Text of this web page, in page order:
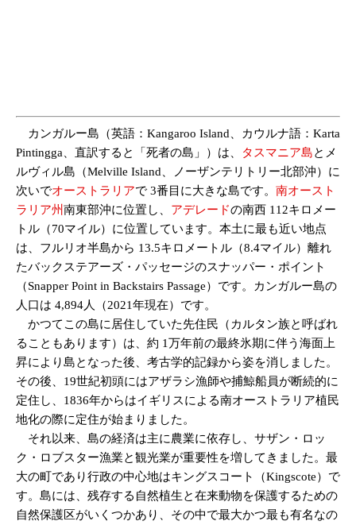
カンガルー島（英語：Kangaroo Island、カウルナ語：Karta
Pintingga、直訳すると「死者の島」）は、
タスマニア島とメ
ルヴィル島（Melville Island、ノーザンテリトリー北部沖）に
次いでオーストラリアで 3番目に大きな島です。 南オースト
ラリア州南東部沖に位置し、 アデレードの南西 112キロメー
トル（70マイル）に位置しています。本土に最も近い地点
は、フルリオ半島から 13.5キロメートル（8.4マイル）離れ
たバックステアーズ・パッセージのスナッパー・ポイント
（Snapper Point in Backstairs Passage）です。カンガルー島の
人口は 4,894人（2021年現在）です。
かつてこの島に居住していた先住民（カルタン族と呼ばれ
ることもあります）は、約 1万年前の最終氷期に伴う海面上
昇により島となった後、考古学的記録から姿を消しました。
その後、19世紀初頭にはアザラシ漁師や捕鯨船員が断続的に
定住し、1836年からはイギリスによる南オーストラリア植民
地化の際に定住が始まりました。
それ以来、島の経済は主に農業に依存し、サザン・ロッ
ク・ロブスター漁業と観光業が重要性を増してきました。最
大の町であり行政の中心地はキングスコート（Kingscote）で
す。島には、残存する自然植生と在来動物を保護するための
自然保護区がいくつかあり、その中で最大かつ最も有名なの